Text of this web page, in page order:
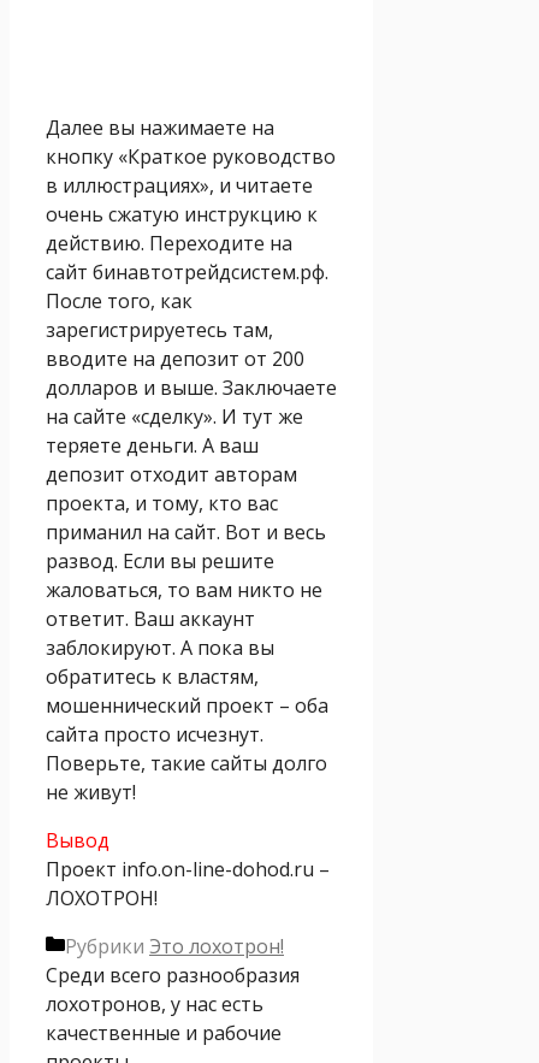
Далее вы нажимаете на
кнопку «Краткое руководство
в иллюстрациях», и читаете
очень сжатую инструкцию к
действию. Переходите на
сайт бинавтотрейдсистем.рф.
После того, как
зарегистрируетесь там,
вводите на депозит от 200
долларов и выше. Заключаете
на сайте «сделку». И тут же
теряете деньги. А ваш
депозит отходит авторам
проекта, и тому, кто вас
приманил на сайт. Вот и весь
развод. Если вы решите
жаловаться, то вам никто не
ответит. Ваш аккаунт
заблокируют. А пока вы
обратитесь к властям,
мошеннический проект – оба
сайта просто исчезнут.
Поверьте, такие сайты долго
не живут!
Вывод
Проект info.on-line-dohod.ru –
ЛОХОТРОН!
Рубрики Это лохотрон!
Среди всего разнообразия
лохотронов, у нас есть
качественные и рабочие